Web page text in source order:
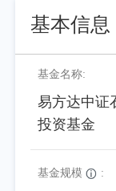
基本信息
基金名称:
易方达中证
投资基金
基金规模 :